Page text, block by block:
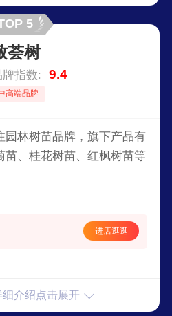
5
荟树
牌指数: 9.4
高端品牌
园林树苗品牌，旗下产品有
苗、桂花树苗、红枫树苗等
进店逛逛
介绍点击展开